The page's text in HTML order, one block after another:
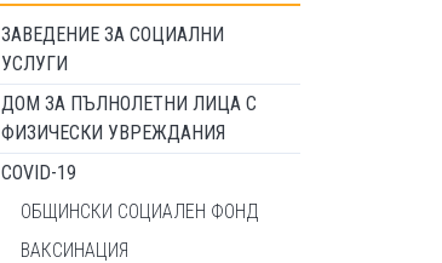
ЗАВЕДЕНИЕ ЗА СОЦИАЛНИ
УСЛУГИ
ДОМ ЗА ПЪЛНОЛЕТНИ ЛИЦА С
ФИЗИЧЕСКИ УВРЕЖДАНИЯ
COVID-19
ОБЩИНСКИ СОЦИАЛЕН ФОНД
ВАКСИНАЦИЯ